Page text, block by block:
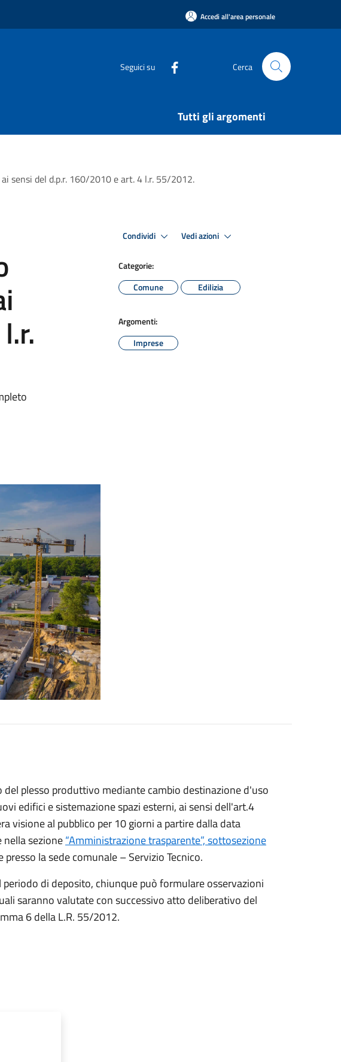
Accedi all'area personale
Seguici su Cerca
Tutti gli argomenti
sensi del d.p.r. 160/2010 e art. 4 l.r. 55/2012.
Condividi Vedi azioni
Categorie:
Comune
Edilizia
Argomenti:
Imprese
plesso produttivo mediante cambio destinazione d'uso
edifici e sistemazione spazi esterni, ai sensi dell'art.4
visione al pubblico per 10 giorni a partire dalla data
sezione“Amministrazione trasparente”, sottosezione
presso la sede comunale – Servizio Tecnico.
di deposito, chiunque può formulare osservazioni
saranno valutate con successivo atto deliberativo del
6 della L.R. 55/2012.